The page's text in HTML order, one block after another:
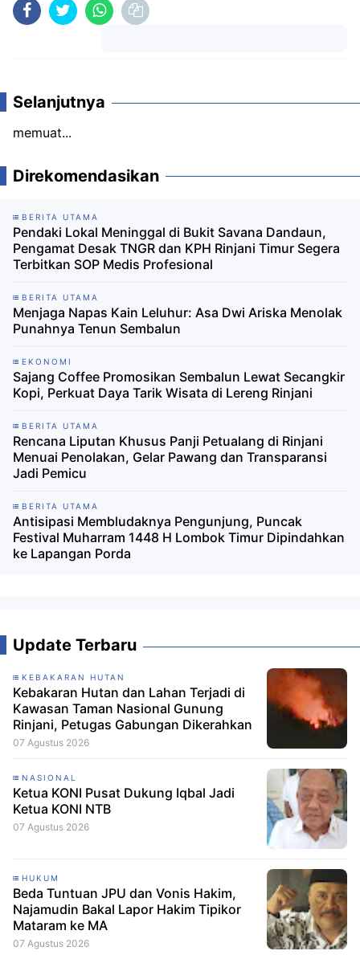
Selanjutnya
memuat...
Direkomendasikan
BERITA UTAMA
Pendaki Lokal Meninggal di Bukit Savana Dandaun,
Pengamat Desak TNGR dan KPH Rinjani Timur Segera
Terbitkan SOP Medis Profesional
BERITA UTAMA
Menjaga Napas Kain Leluhur: Asa Dwi Ariska Menolak
Punahnya Tenun Sembalun
EKONOMI
Sajang Coffee Promosikan Sembalun Lewat Secangkir
Kopi, Perkuat Daya Tarik Wisata di Lereng Rinjani
BERITA UTAMA
Rencana Liputan Khusus Panji Petualang di Rinjani
Menuai Penolakan, Gelar Pawang dan Transparansi
Jadi Pemicu
BERITA UTAMA
Antisipasi Membludaknya Pengunjung, Puncak
Festival Muharram 1448 H Lombok Timur Dipindahkan
ke Lapangan Porda
Update Terbaru
KEBAKARAN HUTAN
Kebakaran Hutan dan Lahan Terjadi di
Kawasan Taman Nasional Gunung
Rinjani, Petugas Gabungan Dikerahkan
07 Agustus 2026
NASIONAL
Ketua KONI Pusat Dukung Iqbal Jadi
Ketua KONI NTB
07 Agustus 2026
HUKUM
Beda Tuntuan JPU dan Vonis Hakim,
Najamudin Bakal Lapor Hakim Tipikor
Mataram ke MA
07 Agustus 2026